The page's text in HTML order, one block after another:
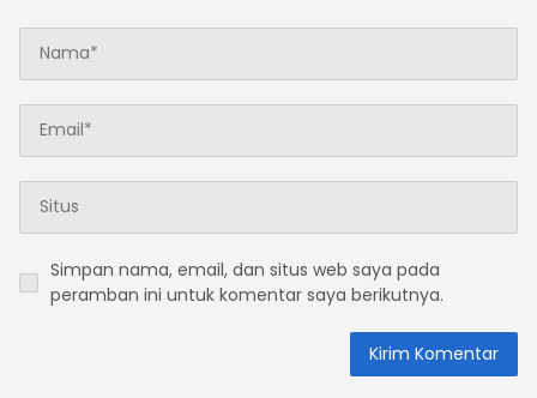
Simpan nama, email, dan situs web saya pada
peramban ini untuk komentar saya berikutnya.